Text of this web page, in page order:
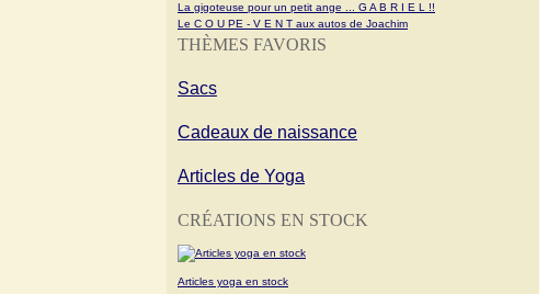
La gigoteuse pour un petit ange ... G A B R I E L !!
Le C O U PE - V E N T aux autos de Joachim
THÈMES FAVORIS
Sacs
Cadeaux de naissance
Articles de Yoga
CRÉATIONS EN STOCK
Articles yoga en stock